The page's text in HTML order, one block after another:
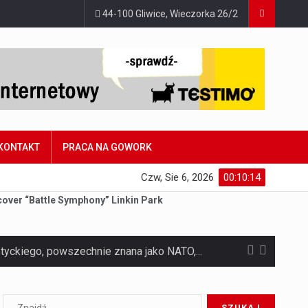
44-100 Gliwice, Wieczorka 26/2
PRACA NA GOWORK
00:10:15
Czw, Sie 6, 2026
“Battle Symphony” Linkin Park
Czym jest Organizacja Traktatu Północnoatlantyckiego? Organizacja Traktatu Północnoatlantyckiego, powszechnie znana jako NATO, to międzynarodowy sojusz polityczno-wojskowy, który powstał 4 kwietnia 1949 roku. Został założony przez…